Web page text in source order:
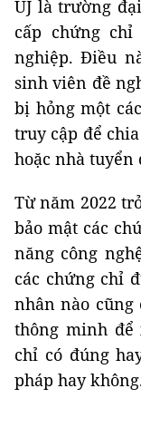
UJ là trường
cấp chứng
nghiệp. Điều
sinh viên đề
bị hỏng một
truy cập để
hoặc nhà
Từ năm 2022
bảo mật các
năng công
các chứng chỉ
nhân nào
thông minh
chỉ có đúng
pháp hay